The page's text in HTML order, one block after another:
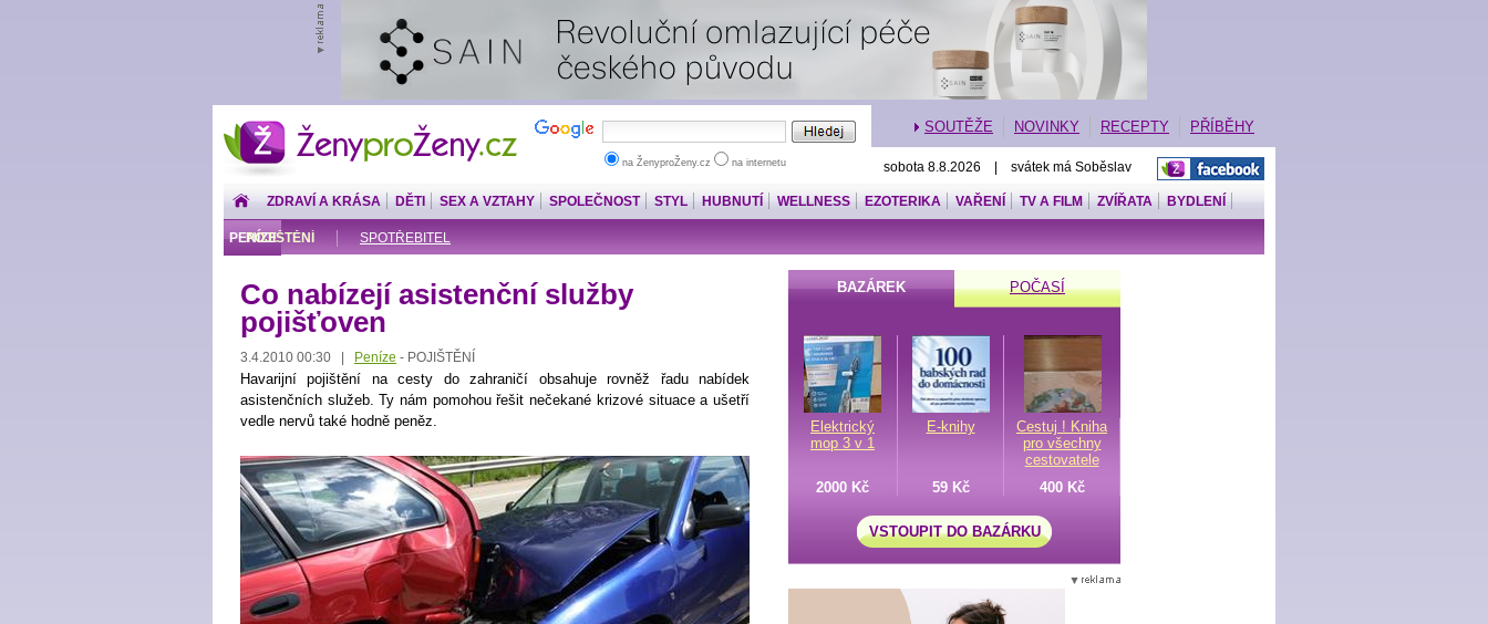
ŽenyproŽeny.cz
na ŽenyproŽeny.cz na internetu
SOUTĚŽE NOVINKY RECEPTY PŘÍBĚHY
sobota 8.8.2026 | svátek má Soběslav
ZDRAVÍ A KRÁSA DĚTI SEX A VZTAHY SPOLEČNOST STYL HUBNUTÍ WELLNESS EZOTERIKA VAŘENÍ TV A FILM ZVÍŘATA BYDLENÍ
PENÍZE
POJIŠTĚNÍ SPOTŘEBITEL
Co nabízejí asistenční služby
pojišťoven
3.4.2010 00:30 | Peníze - POJIŠTĚNÍ
Havarijní pojištění na cesty do zahraničí obsahuje rovněž řadu nabídek
asistenčních služeb. Ty nám pomohou řešit nečekané krizové situace a ušetří
vedle nervů také hodně peněz.
BAZÁREK POČASÍ
Elektrický
mop 3 v 1
E-knihy
Cestuj ! Kniha
pro všechny
cestovatele
2000 Kč
59 Kč 400 Kč
VSTOUPIT DO BAZÁRKU